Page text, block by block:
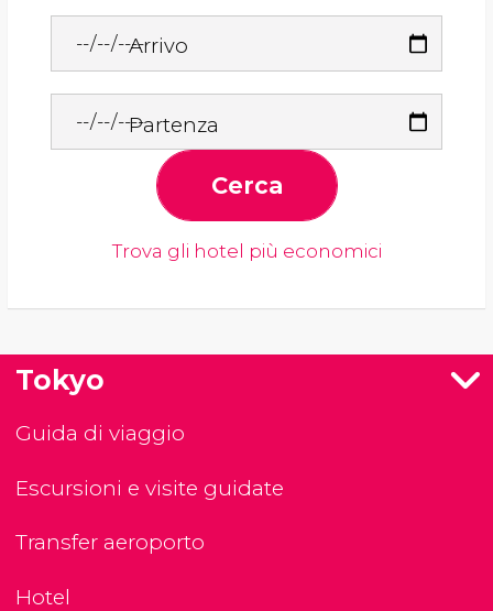
Arrivo
Partenza
Cerca
Trova gli hotel più economici
Tokyo
Guida di viaggio
Escursioni e visite guidate
Transfer aeroporto
Hotel